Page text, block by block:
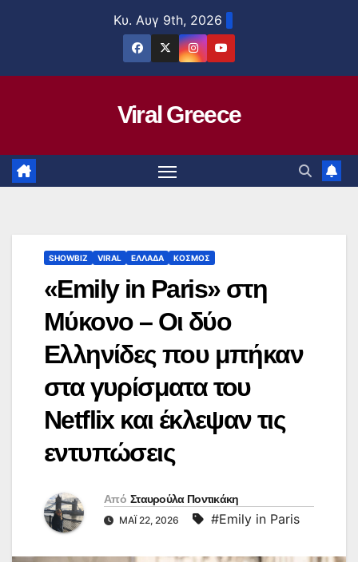
Κυ. Αυγ 9th, 2026
Viral Greece
SHOWBIZ VIRAL ΕΛΛΑΔΑ ΚΟΣΜΟΣ
«Emily in Paris» στη
Μύκονο – Οι δύο
Ελληνίδες που μπήκαν
στα γυρίσματα του
Netflix και έκλεψαν τις
εντυπώσεις
Από Σταυρούλα Ποντικάκη
ΜΆΙ 22, 2026 #Emily in Paris